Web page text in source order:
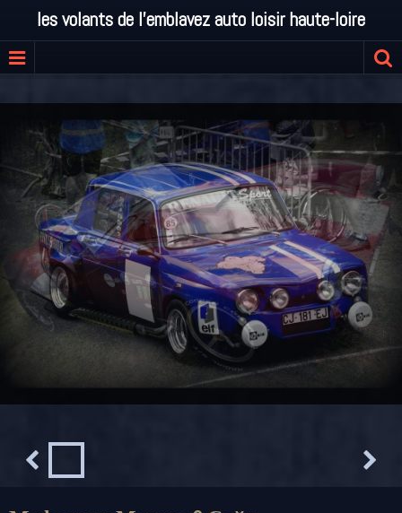
les volants de l'emblavez auto loisir haute-loire